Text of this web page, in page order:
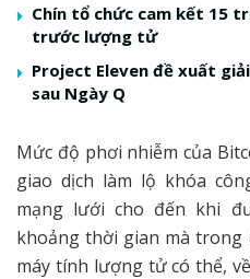
Chín tổ chức cam kết 15
trước lượng tử
Project Eleven đề xuất
sau Ngày Q
Mức độ phơi nhiễm của
giao dịch làm lộ khóa
mạng lưới cho đến khi
khoảng thời gian mà
máy tính lượng tử có thể,